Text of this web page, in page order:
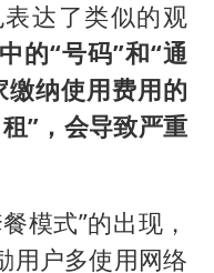
达了类似的观
的“号码”和“通
缴纳使用费用的
”，会导致严重
模式”的出现，
用户多使用网络